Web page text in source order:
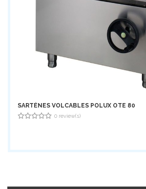
SARTÉNES VOLCABLES POLUX OTE 80
0 review(s)